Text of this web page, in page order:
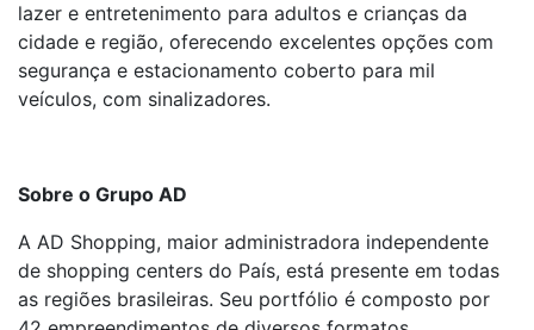
lazer e entretenimento para adultos e crianças da
cidade e região, oferecendo excelentes opções com
segurança e estacionamento coberto para mil
veículos, com sinalizadores.
Sobre o Grupo AD
A AD Shopping, maior administradora independente
de shopping centers do País, está presente em todas
as regiões brasileiras. Seu portfólio é composto por